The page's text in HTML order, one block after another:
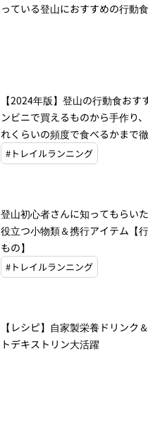
っている登山におすすめの行動食
【2024年版】登山の行動食おす
ンビニで買えるものから手作り
れくらいの頻度で食べるかまで
#トレイルランニング
登山初心者さんに知ってもらい
役立つ小物類＆携行アイテム【
もの】
#トレイルランニング
【レシピ】自家製栄養ドリンク
トデキストリン大活躍